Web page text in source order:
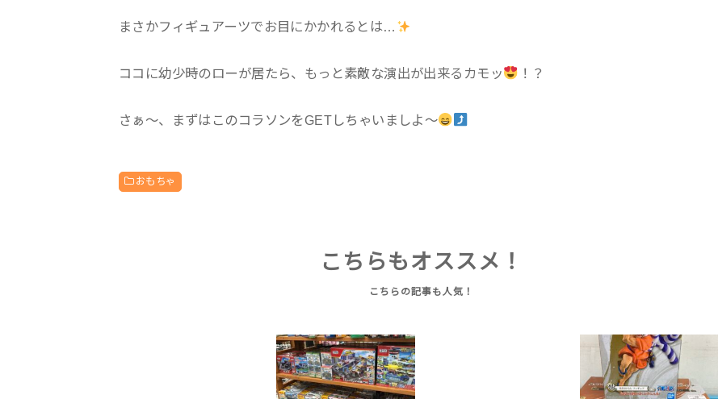
まさかフィギュアーツでお目にかかれるとは…
ココに幼少時のローが居たら、もっと素敵な演出が出来るカモッ ！？
さぁ〜、まずはこのコラソンをGETしちゃいましよ〜
おもちゃ
こちらもオススメ！